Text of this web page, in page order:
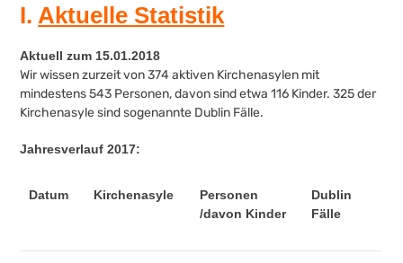
I.Aktuelle Statistik
Aktuell zum 15.01.2018
Wir wissen zurzeit von 374 aktiven Kirchenasylen mit
mindestens 543 Personen, davon sind etwa 116 Kinder. 325 der
Kirchenasyle sind sogenannte Dublin Fälle.
Jahresverlauf 2017:
Datum Kirchenasyle
Personen
/davon Kinder
Dublin
Fälle